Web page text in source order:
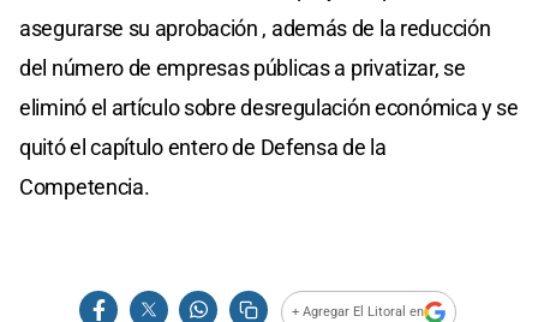
asegurarse su aprobación , además de la reducción
del número de empresas públicas a privatizar, se
eliminó el artículo sobre desregulación económica y se
quitó el capítulo entero de Defensa de la
Competencia.
+ Agregar El Litoral en